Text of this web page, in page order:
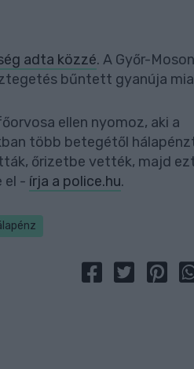
adta közzé. A Győr-
bűntett gyanúja
ellen nyomoz, aki a
több betegétől
őrizetbe vették, majd
el - írja a police.hu.